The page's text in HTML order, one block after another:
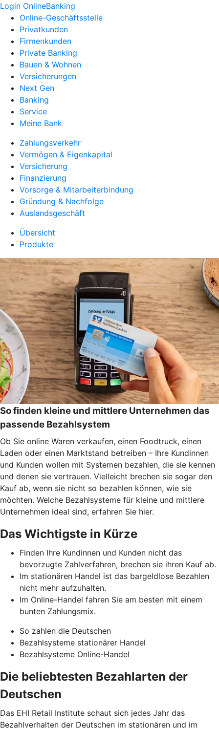
Login OnlineBanking
Online-Geschäftsstelle
Privatkunden
Firmenkunden
Private Banking
Bauen & Wohnen
Versicherungen
Next Gen
Banking
Service
Meine Bank
Zahlungsverkehr
Vermögen & Eigenkapital
Versicherung
Finanzierung
Vorsorge & Mitarbeiterbindung
Gründung & Nachfolge
Auslandsgeschäft
Übersicht
Produkte
So finden kleine und mittlere Unternehmen das
passende Bezahlsystem
Ob Sie online Waren verkaufen, einen Foodtruck, einen
Laden oder einen Marktstand betreiben – Ihre Kundinnen
und Kunden wollen mit Systemen bezahlen, die sie kennen
und denen sie vertrauen. Vielleicht brechen sie sogar den
Kauf ab, wenn sie nicht so bezahlen können, wie sie
möchten. Welche Bezahlsysteme für kleine und mittlere
Unternehmen ideal sind, erfahren Sie hier.
Das Wichtigste in Kürze
Finden Ihre Kundinnen und Kunden nicht das
bevorzugte Zahlverfahren, brechen sie ihren Kauf ab.
Im stationären Handel ist das bargeldlose Bezahlen
nicht mehr aufzuhalten.
Im Online-Handel fahren Sie am besten mit einem
bunten Zahlungsmix.
So zahlen die Deutschen
Bezahlsysteme stationärer Handel
Bezahlsysteme Online-Handel
Die beliebtesten Bezahlarten der
Deutschen
Das EHI Retail Institute schaut sich jedes Jahr das
Bezahlverhalten der Deutschen im stationären und im